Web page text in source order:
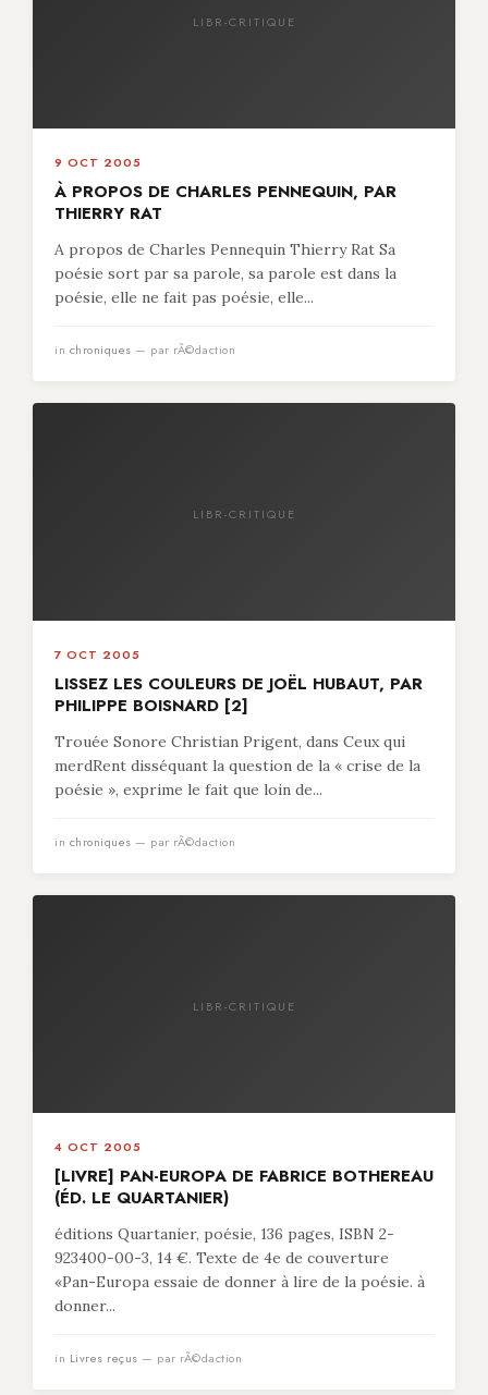
LIBR-CRITIQUE
9 OCT 2005
À PROPOS DE CHARLES PENNEQUIN, PAR
THIERRY RAT
A propos de Charles Pennequin Thierry Rat Sa
poésie sort par sa parole, sa parole est dans la
poésie, elle ne fait pas poésie, elle...
in chroniques — par rÃ©daction
LIBR-CRITIQUE
7 OCT 2005
LISSEZ LES COULEURS DE JOËL HUBAUT, PAR
PHILIPPE BOISNARD [2]
Trouée Sonore Christian Prigent, dans Ceux qui
merdRent disséquant la question de la « crise de la
poésie », exprime le fait que loin de...
in chroniques — par rÃ©daction
LIBR-CRITIQUE
4 OCT 2005
[LIVRE] PAN-EUROPA DE FABRICE BOTHEREAU
(ÉD. LE QUARTANIER)
éditions Quartanier, poésie, 136 pages, ISBN 2-
923400-00-3, 14 €. Texte de 4e de couverture
«Pan-Europa essaie de donner à lire de la poésie. à
donner...
in Livres reçus — par rÃ©daction